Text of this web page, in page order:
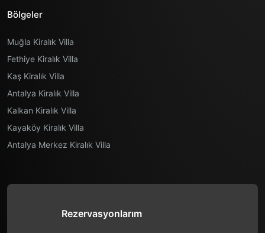
Bölgeler
Muğla Kiralık Villa
Fethiye Kiralık Villa
Kaş Kiralık Villa
Antalya Kiralık Villa
Kalkan Kiralık Villa
Kayaköy Kiralık Villa
Antalya Merkez Kiralık Villa
Rezervasyonlarım